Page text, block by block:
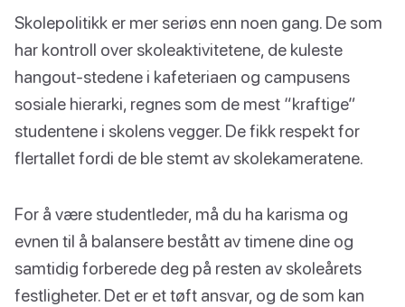
Skolepolitikk er mer seriøs enn noen gang. De som
har kontroll over skoleaktivitetene, de kuleste
hangout-stedene i kafeteriaen og campusens
sosiale hierarki, regnes som de mest “kraftige”
studentene i skolens vegger. De fikk respekt for
flertallet fordi de ble stemt av skolekameratene.
For å være studentleder, må du ha karisma og
evnen til å balansere bestått av timene dine og
samtidig forberede deg på resten av skoleårets
festligheter. Det er et tøft ansvar, og de som kan